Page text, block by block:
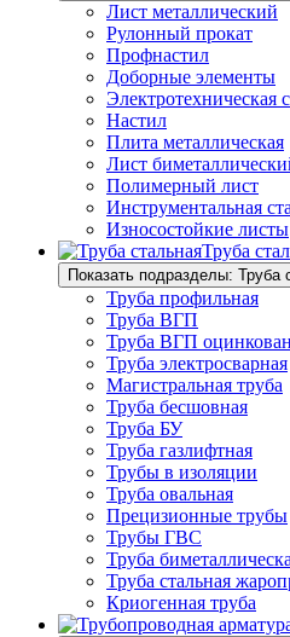
Лист металлический
Рулонный прокат
Профнастил
Доборные элементы
Электротехническая
Настил
Плита металлическая
Лист
Полимерный лист
Инструментальная
Износостойкие листы
Труба
Показать подразделы: Труба
Труба профильная
Труба ВГП
Труба ВГП
Труба электросварная
Магистральная труба
Труба бесшовная
Труба БУ
Труба газлифтная
Трубы в изоляции
Труба овальная
Прецизионные трубы
Трубы ГВС
Труба
Труба стальная
Криогенная труба